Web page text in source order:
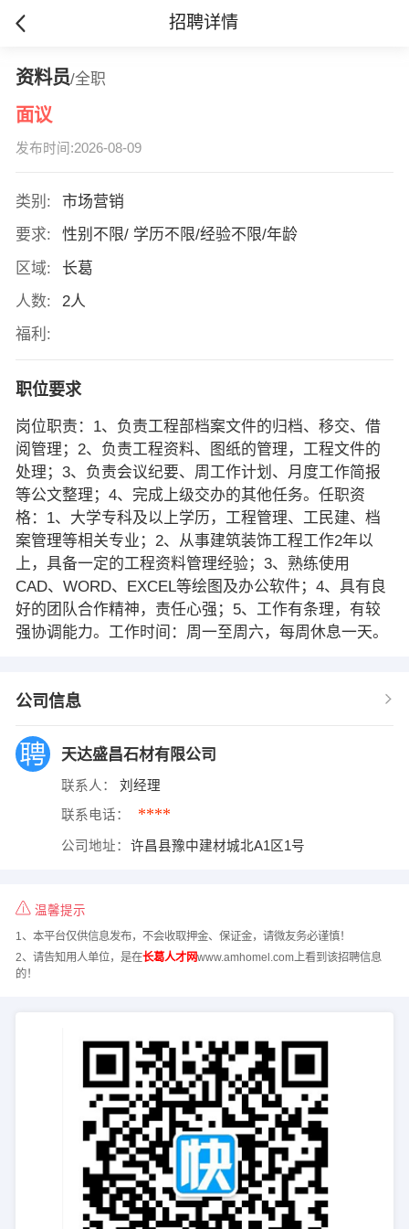
招聘详情
资料员/全职
面议
发布时间:2026-08-09
类别:
市场营销
要求:
性别不限/ 学历不限/经验不限/年龄
区域:
长葛
人数:
2人
福利:
职位要求
岗位职责：1、负责工程部档案文件的归档、移交、借
阅管理；2、负责工程资料、图纸的管理，工程文件的
处理；3、负责会议纪要、周工作计划、月度工作简报
等公文整理；4、完成上级交办的其他任务。任职资
格：1、大学专科及以上学历，工程管理、工民建、档
案管理等相关专业；2、从事建筑装饰工程工作2年以
上，具备一定的工程资料管理经验；3、熟练使用
CAD、WORD、EXCEL等绘图及办公软件；4、具有良
好的团队合作精神，责任心强；5、工作有条理，有较
强协调能力。工作时间：周一至周六，每周休息一天。
公司信息
天达盛昌石材有限公司
联系人： 刘经理
联系电话： ****
公司地址： 许昌县豫中建材城北A1区1号
温馨提示
1、本平台仅供信息发布，不会收取押金、保证金，请微友务必谨慎！
2、请告知用人单位，是在长葛人才网www.amhomel.com上看到该招聘信息
的！